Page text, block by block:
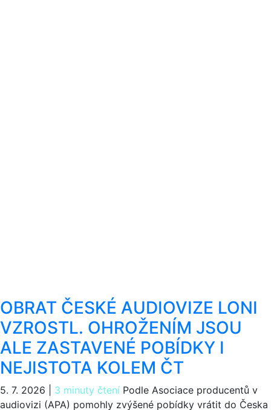
OBRAT ČESKÉ AUDIOVIZE LONI
VZROSTL. OHROŽENÍM JSOU
ALE ZASTAVENÉ POBÍDKY I
NEJISTOTA KOLEM ČT
5. 7. 2026 3 minuty čtení Podle Asociace producentů v
audiovizi (APA) pomohly zvýšené pobídky vrátit do Česka